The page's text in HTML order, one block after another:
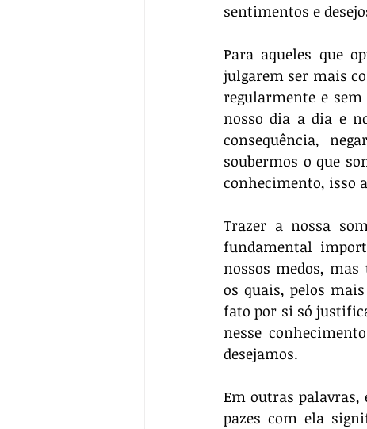
sentimentos e
Para aqueles que
julgarem ser mais
regularmente e
nosso dia a dia e
consequência,
soubermos o que
conhecimento, isso
Trazer a nossa
fundamental
nossos medos,
os quais, pelos
fato por si só
nesse
desejamos.
Em outras palavras,
pazes com ela